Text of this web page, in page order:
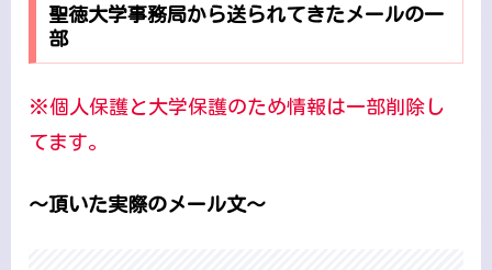
聖徳大学事務局から送られてきたメールの一
部
※個人保護と大学保護のため情報は一部削除し
てます。
～頂いた実際のメール文～